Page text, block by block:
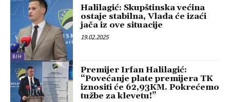
BIH
Halilagić: Skupštinska većina
ostaje stabilna, Vlada će izaći
jača iz ove situacije
19.02.2025
Premijer Irfan Halilagić:
“Povećanje plate premijera TK
iznositi će 62,93KM. Pokrećemo
tužbe za klevetu!”